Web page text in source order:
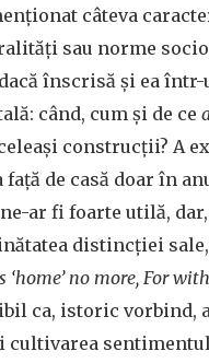
câteva
sau norme
înscrisă și ea
când, cum și de ce
construcții? A
față de casă doar în
ar fi foarte utilă,
distincției
no more, For
ca, istoric
cultivarea